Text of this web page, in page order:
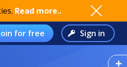
Read more..
for free Sign in